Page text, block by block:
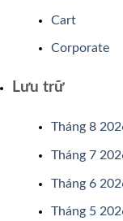
Cart
Corporate
Lưu trữ
Tháng 8
Tháng 7
Tháng 6
Tháng 5